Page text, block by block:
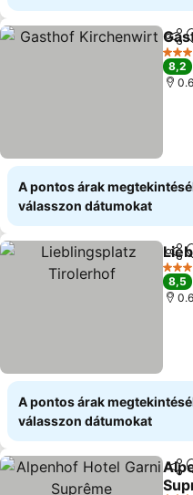
3
8,2
A pontos árak
válasszon dátumokat
4
8,5
A pontos árak
válasszon dátumokat